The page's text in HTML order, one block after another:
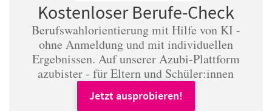
Kostenloser Berufe-Check
Berufswahlorientierung mit Hilfe von KI -
ohne Anmeldung und mit individuellen
Ergebnissen. Auf unserer Azubi-Plattform
azubister - für Eltern und Schüler:innen
Jetzt ausprobieren!